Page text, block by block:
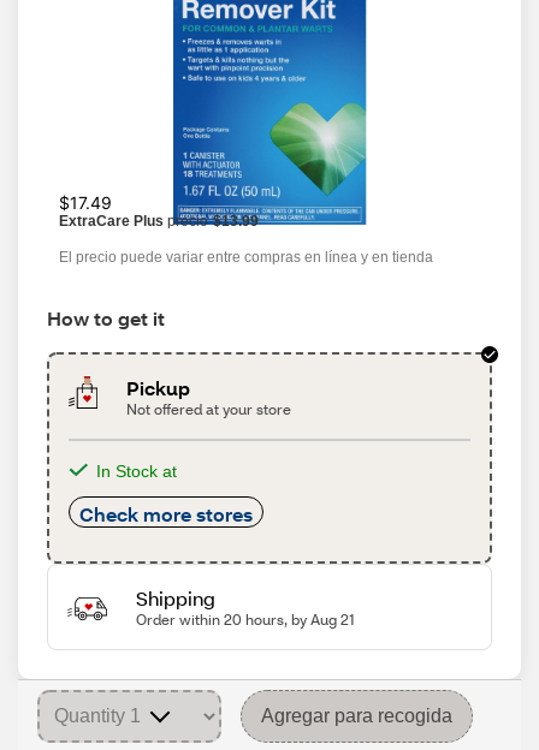
$17.49
ExtraCare Plus precio $13.99
El precio puede variar entre compras en línea y en tienda
How to get it
Pickup
Not offered at your store
In Stock at
Check more stores
Shipping
Order within 20 hours, by Aug 21
Agregar para recogida